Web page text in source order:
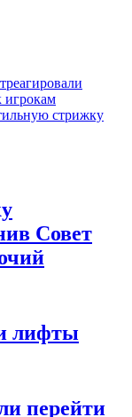
игрокам
стрижку
Совет
лифты
перейти